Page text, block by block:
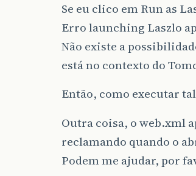
Se eu clico em Run as
Erro launching Laszlo
Não existe a
está no contexto do
Então, como executar
Outra coisa, o web.xml
reclamando quando o
Podem me ajudar, por